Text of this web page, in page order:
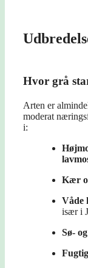
Hvor grå
Arten er
moderat
i:
Kær
Våde
især i
Sø-